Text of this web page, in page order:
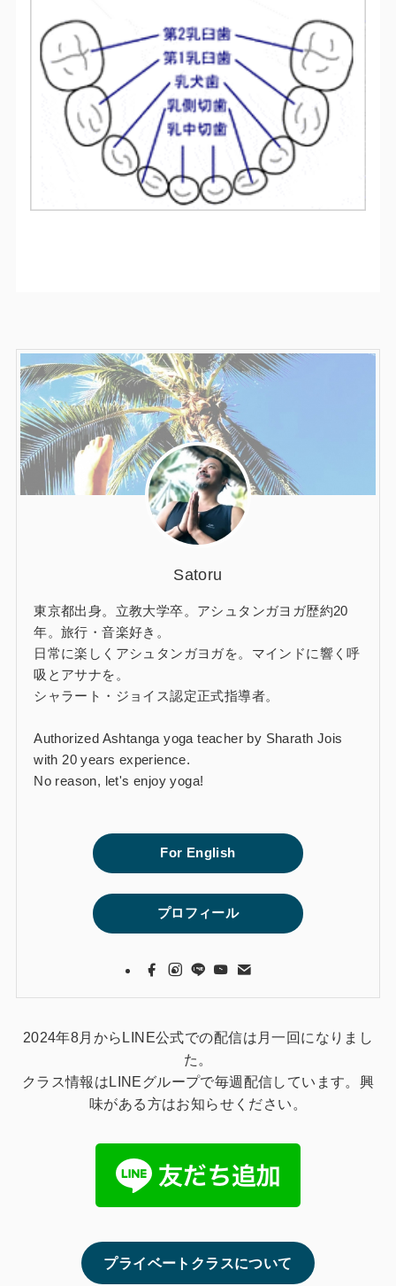
Satoru
東京都出身。立教大学卒。アシュタンガヨガ歴約20
年。旅行・音楽好き。
日常に楽しくアシュタンガヨガを。マインドに響く呼
吸とアサナを。
シャラート・ジョイス認定正式指導者。
Authorized Ashtanga yoga teacher by Sharath Jois
with 20 years experience.
No reason, let's enjoy yoga!
For English
プロフィール
2024年8月からLINE公式での配信は月一回になりまし
た。
クラス情報はLINEグループで毎週配信しています。興
味がある方はお知らせください。
プライベートクラスについて